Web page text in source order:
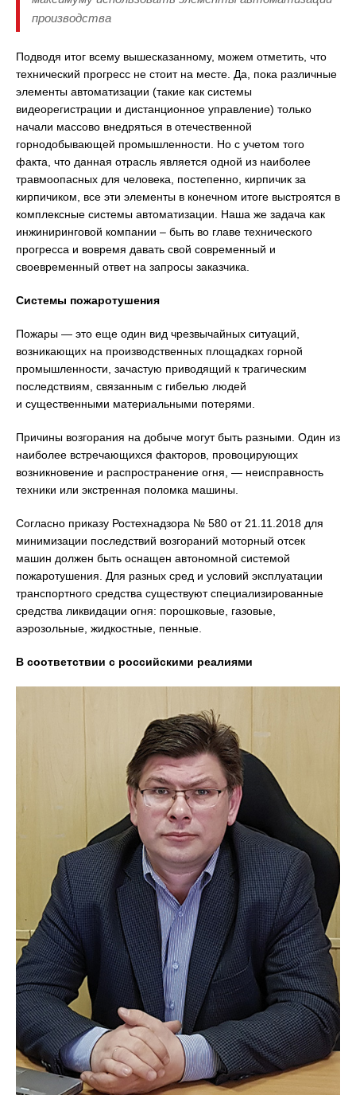
производства
Подводя итог всему вышесказанному, можем отметить, что
технический прогресс не стоит на месте. Да, пока различные
элементы автоматизации (такие как системы
видеорегистрации и дистанционное управление) только
начали массово внедряться в отечественной
горнодобывающей промышленности. Но с учетом того
факта, что данная отрасль является одной из наиболее
травмоопасных для человека, постепенно, кирпичик за
кирпичиком, все эти элементы в конечном итоге выстроятся в
комплексные системы автоматизации. Наша же задача как
инжиниринговой компании – быть во главе технического
прогресса и вовремя давать свой современный и
своевременный ответ на запросы заказчика.
Системы пожаротушения
Пожары — это еще один вид чрезвычайных ситуаций,
возникающих на производственных площадках горной
промышленности, зачастую приводящий к трагическим
последствиям, связанным с гибелью людей
и существенными материальными потерями.
Причины возгорания на добыче могут быть разными. Один из
наиболее встречающихся факторов, провоцирующих
возникновение и распространение огня, — неисправность
техники или экстренная поломка машины.
Согласно приказу Ростехнадзора № 580 от 21.11.2018 для
минимизации последствий возгораний моторный отсек
машин должен быть оснащен автономной системой
пожаротушения. Для разных сред и условий эксплуатации
транспортного средства существуют специализированные
средства ликвидации огня: порошковые, газовые,
аэрозольные, жидкостные, пенные.
В соответствии с российскими реалиями